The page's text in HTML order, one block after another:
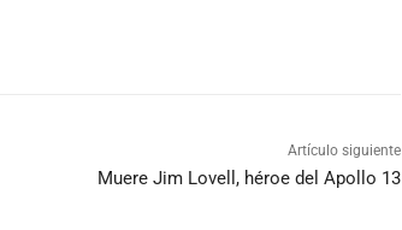
Artículo siguiente
Muere Jim Lovell, héroe del Apollo 13